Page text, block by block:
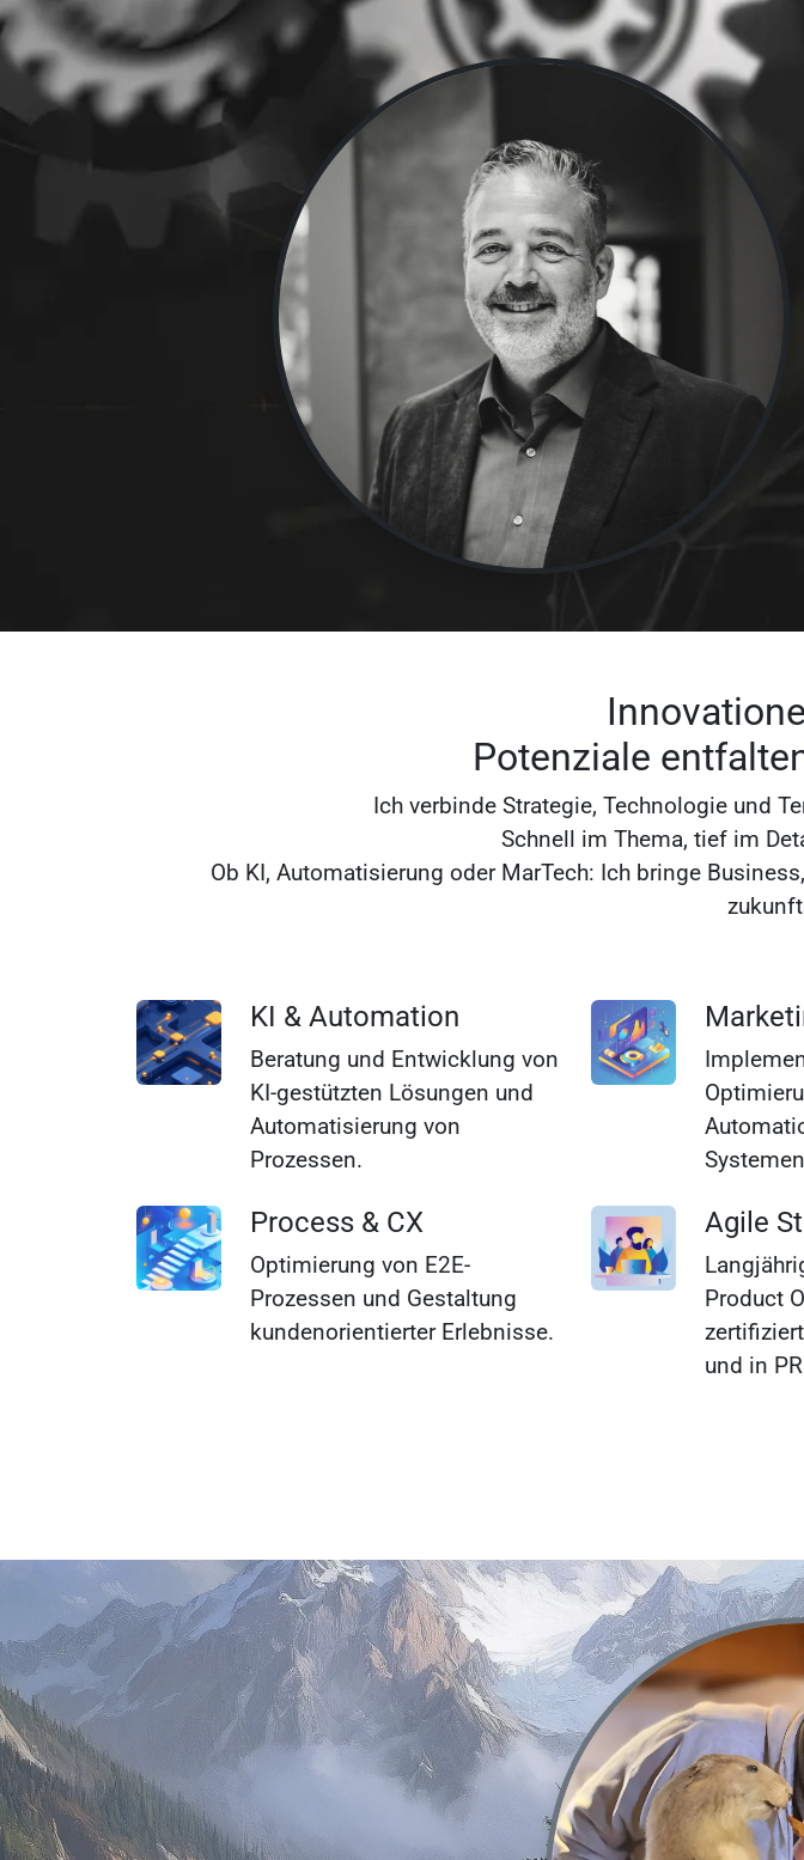
Potenziale
Ich verbinde Strategie, Technologie und
Schnell im Thema, tief im
Ob KI, Automatisierung oder MarTech: Ich bringe
KI & Automation
Beratung und Entwicklung von
KI-gestützten Lösungen und
Automatisierung von
Prozessen.
Process & CX
Optimierung von E2E-
Prozessen und Gestaltung
kundenorientierter Erlebnisse.
Agile
Product
und in